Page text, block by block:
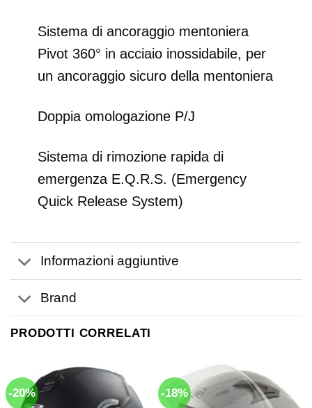
Sistema di ancoraggio mentoniera
Pivot 360° in acciaio inossidabile, per
un ancoraggio sicuro della mentoniera
Doppia omologazione P/J
Sistema di rimozione rapida di
emergenza E.Q.R.S. (Emergency
Quick Release System)
Informazioni aggiuntive
Brand
PRODOTTI CORRELATI
-20% -18%